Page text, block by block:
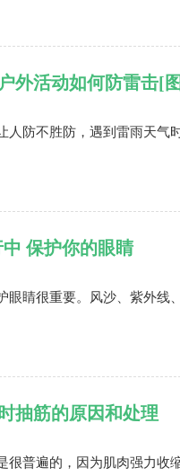
外活动如何防雷击[
人防不胜防，遇到雷雨天气
保护你的眼睛
眼睛很重要。风沙、紫外线
抽筋的原因和处理
很普遍的，因为肌肉强力收